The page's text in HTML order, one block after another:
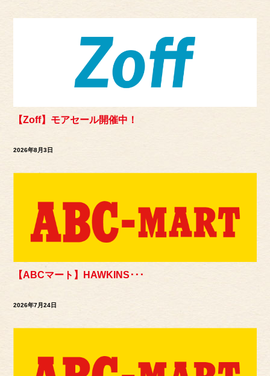
【Zoff】モアセール開催中！
2026年8月3日
【ABCマート】HAWKINS･･･
2026年7月24日